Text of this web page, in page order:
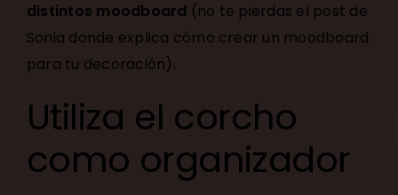
distintos moodboard (no te pierdas el post de
Sonia donde explica cómo crear un moodboard
para tu decoración).
Utiliza el corcho
como organizador